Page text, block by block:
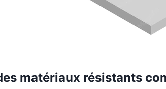
matériaux résistants